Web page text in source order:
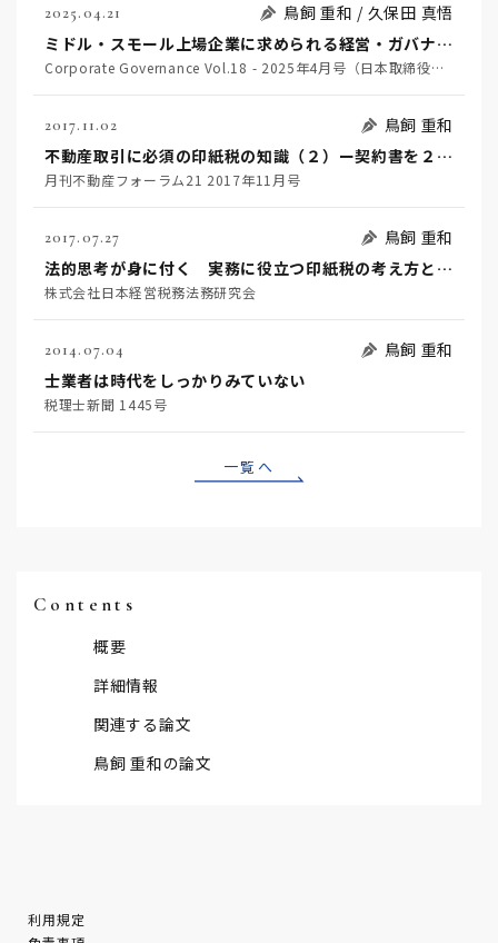
2025.04.21
鳥飼 重和 / 久保田 真悟
ミドル・スモール上場企業に求められる経営・ガバナンス改革
Corporate Governance Vol.18 - 2025年4月号（日本取締役協会）
2017.11.02
鳥飼 重和
不動産取引に必須の印紙税の知識（２）ー契約書を２通以上作成した場合ー
月刊不動産フォーラム21 2017年11月号
2017.07.27
鳥飼 重和
法的思考が身に付く 実務に役立つ印紙税の考え方と実践
株式会社日本経営税務法務研究会
2014.07.04
鳥飼 重和
士業者は時代をしっかりみていない
税理士新聞 1445号
一覧へ
Contents
概要
詳細情報
関連する論文
鳥飼 重和の論文
利用規定